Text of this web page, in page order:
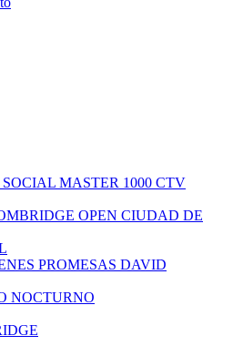
SOCIAL MASTER 1000 CTV
OPEN CIUDAD DE
PROMESAS DAVID
NOCTURNO